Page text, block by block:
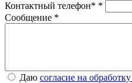
Контактный телефон* *
Сообщение *
Даю согласие на обработку
Даю согласие на